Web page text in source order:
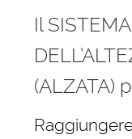
Il
(ALZATA)